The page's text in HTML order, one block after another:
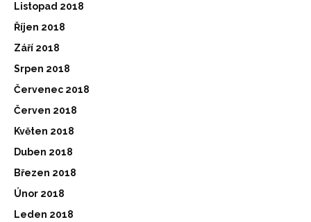
Listopad 2018
Říjen 2018
Září 2018
Srpen 2018
Červenec 2018
Červen 2018
Květen 2018
Duben 2018
Březen 2018
Únor 2018
Leden 2018